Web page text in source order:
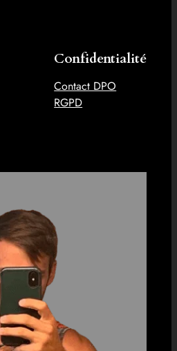
Confidentialité
Contact DPO
RGPD